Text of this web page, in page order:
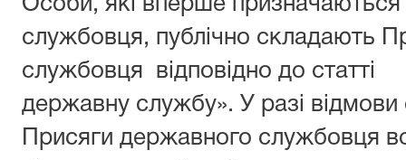
Особи, які вперше
службовця, публічно складають
службовця відповідно до статті
державну службу». У разі відмови
Присяги державного службовця